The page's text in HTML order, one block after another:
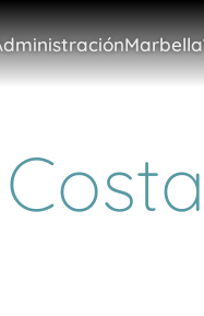
Marbella